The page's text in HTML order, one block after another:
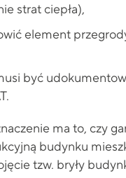
strat ciepła),
element
być
ma to, czy
budynku
tzw. bryły